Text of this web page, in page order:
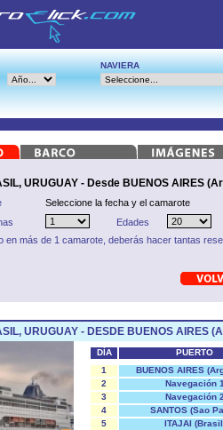
NAVIERA
URUGUAY - Desde BUENOS AIRES
Seleccione la fecha y el camarote
Edades
en más de 1 camarote, deberás hacer tantas
URUGUAY - DESDE BUENOS AIRES
DÍA
PUERTO
1
BUENOS AIRES
2
Navegación
3
Navegación
4
SANTOS (Sao
5
ITAJAI